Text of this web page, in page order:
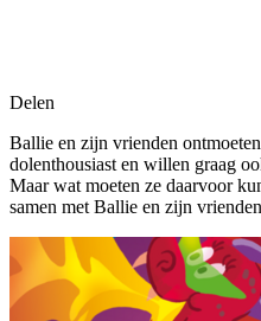
Delen
Ballie en zijn vrienden
dolenthousiast en willen graag
Maar wat moeten ze daarvoor
samen met Ballie en zijn